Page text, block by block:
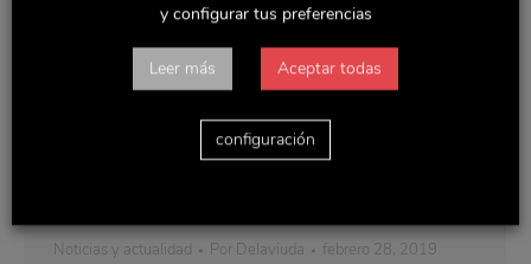
Delaviuda Alimentación, S.A.U apuesta
por la internacionalización con ayuda del
Noticias y actualidad Por Delaviuda febrero 28, 2019
y configurar tus preferencias
Leer más Aceptar todas
configuración